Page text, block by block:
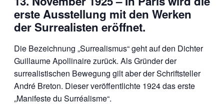
erste Ausstellung mit den Werken
der Surrealisten eröffnet.
Die Bezeichnung „Surrealismus“ geht auf den Dichter
Guillaume Apollinaire zurück. Als Gründer der
surrealistischen Bewegung gilt aber der Schriftsteller
André Breton. Dieser veröffentlichte 1924 das erste
„Manifeste du Surréalisme“.